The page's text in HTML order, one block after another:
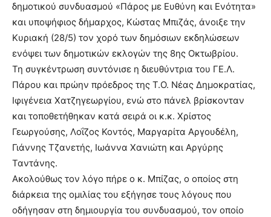
δημοτικού συνδυασμού «Πάρος με Ευθύνη και Ενότητα»
και υποψήφιος δήμαρχος, Κώστας Μπιζάς, άνοιξε την
Κυριακή (28/5) τον χορό των δημόσιων εκδηλώσεων
ενόψει των δημοτικών εκλογών της 8ης Οκτωβρίου.
Τη συγκέντρωση συντόνισε η διευθύντρια του ΓΕ.Λ.
Πάρου και πρώην πρόεδρος της Τ.Ο. Νέας Δημοκρατίας,
Ιφιγένεια Χατζηγεωργίου, ενώ στο πάνελ βρίσκονταν
και τοποθετήθηκαν κατά σειρά οι κ.κ. Χρίστος
Γεωργούσης, Λοΐζος Κοντός, Μαργαρίτα Αργουδέλη,
Γιάννης Τζανετής, Ιωάννα Χανιώτη και Αργύρης
Ταντάνης.
Ακολούθως τον λόγο πήρε ο κ. Μπίζας, ο οποίος στη
διάρκεια της ομιλίας του εξήγησε τους λόγους που
οδήγησαν στη δημιουργία του συνδυασμού, τον οποίο